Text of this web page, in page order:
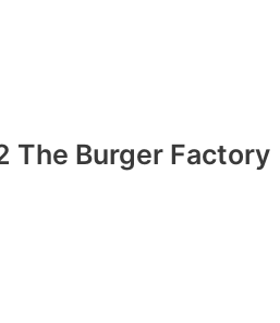
The Burger Factory